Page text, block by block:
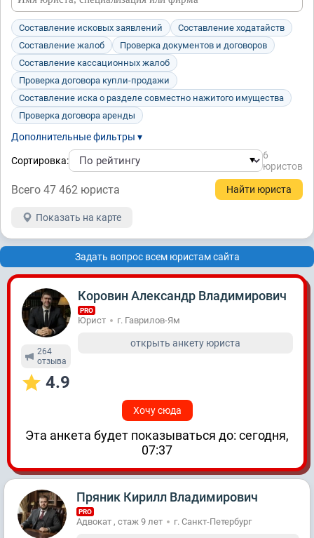
Составление исковых заявлений
Составление ходатайств
Составление жалоб
Проверка документов и договоров
Составление кассационных жалоб
Проверка договора купли-продажи
Составление иска о разделе совместно нажитого имущества
Проверка договора аренды
Дополнительные фильтры ▾
Сортировка:
6
юристов
Всего 47 462 юристa
Показать на карте
Задать вопрос всем юристам сайта
264
отзывa
4.9
Коровин Александр Владимирович
PRO
Юрист г. Гаврилов-Ям
открыть анкету юриста
Хочу сюда
Эта анкета будет показываться до: сегодня,
07:37
Пряник Кирилл Владимирович
PRO
Адвокат , стаж 9 лет г. Санкт-Петербург